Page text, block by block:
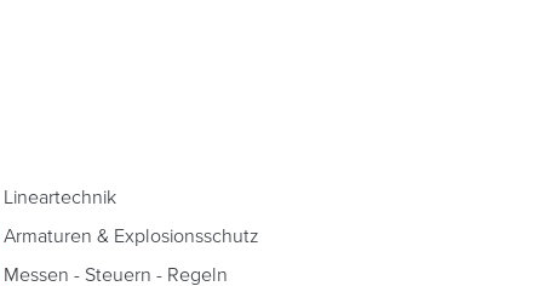
Lineartechnik
Armaturen & Explosionsschutz
Messen - Steuern - Regeln